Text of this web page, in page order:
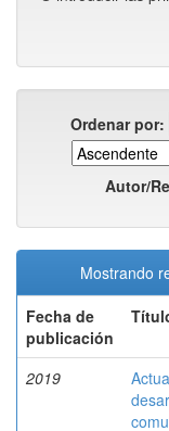
Ordenar por:
Autor/
Mostrando
Fecha de
publicación
2019